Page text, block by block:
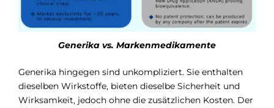
Generika vs. Markenmedikamente
Generika hingegen sind unkompliziert. Sie enthalten
dieselben Wirkstoffe, bieten dieselbe Sicherheit und
Wirksamkeit, jedoch ohne die zusätzlichen Kosten. Der